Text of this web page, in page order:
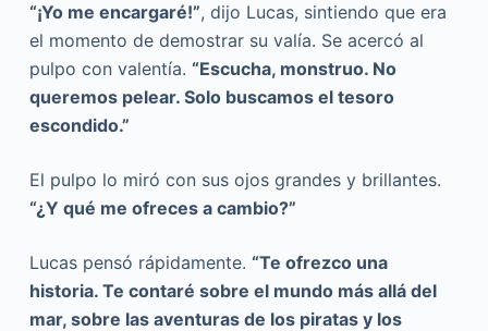
“¡Yo me encargaré!”, dijo Lucas, sintiendo que era
el momento de demostrar su valía. Se acercó al
pulpo con valentía. “Escucha, monstruo. No
queremos pelear. Solo buscamos el tesoro
escondido.”
El pulpo lo miró con sus ojos grandes y brillantes.
“¿Y qué me ofreces a cambio?”
Lucas pensó rápidamente. “Te ofrezco una
historia. Te contaré sobre el mundo más allá del
mar, sobre las aventuras de los piratas y los